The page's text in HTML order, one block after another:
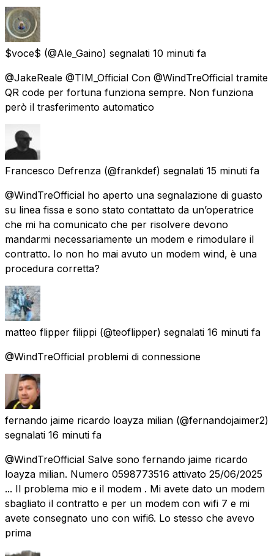
$voce$ (@Ale_Gaino) segnalati 10 minuti fa
@JakeReale @TIM_Official Con @WindTreOfficial tramite
QR code per fortuna funziona sempre. Non funziona
però il trasferimento automatico
Francesco Defrenza (@frankdef) segnalati 15 minuti fa
@WindTreOfficial ho aperto una segnalazione di guasto
su linea fissa e sono stato contattato da un’operatrice
che mi ha comunicato che per risolvere devono
mandarmi necessariamente un modem e rimodulare il
contratto. Io non ho mai avuto un modem wind, è una
procedura corretta?
matteo flipper filippi (@teoflipper) segnalati 16 minuti fa
@WindTreOfficial problemi di connessione
fernando jaime ricardo loayza milian (@fernandojaimer2)
segnalati 16 minuti fa
@WindTreOfficial Salve sono fernando jaime ricardo
loayza milian. Numero 0598773516 attivato 25/06/2025
... Il problema mio e il modem . Mi avete dato un modem
sbagliato il contratto e per un modem con wifi 7 e mi
avete consegnato uno con wifi6. Lo stesso che avevo
prima